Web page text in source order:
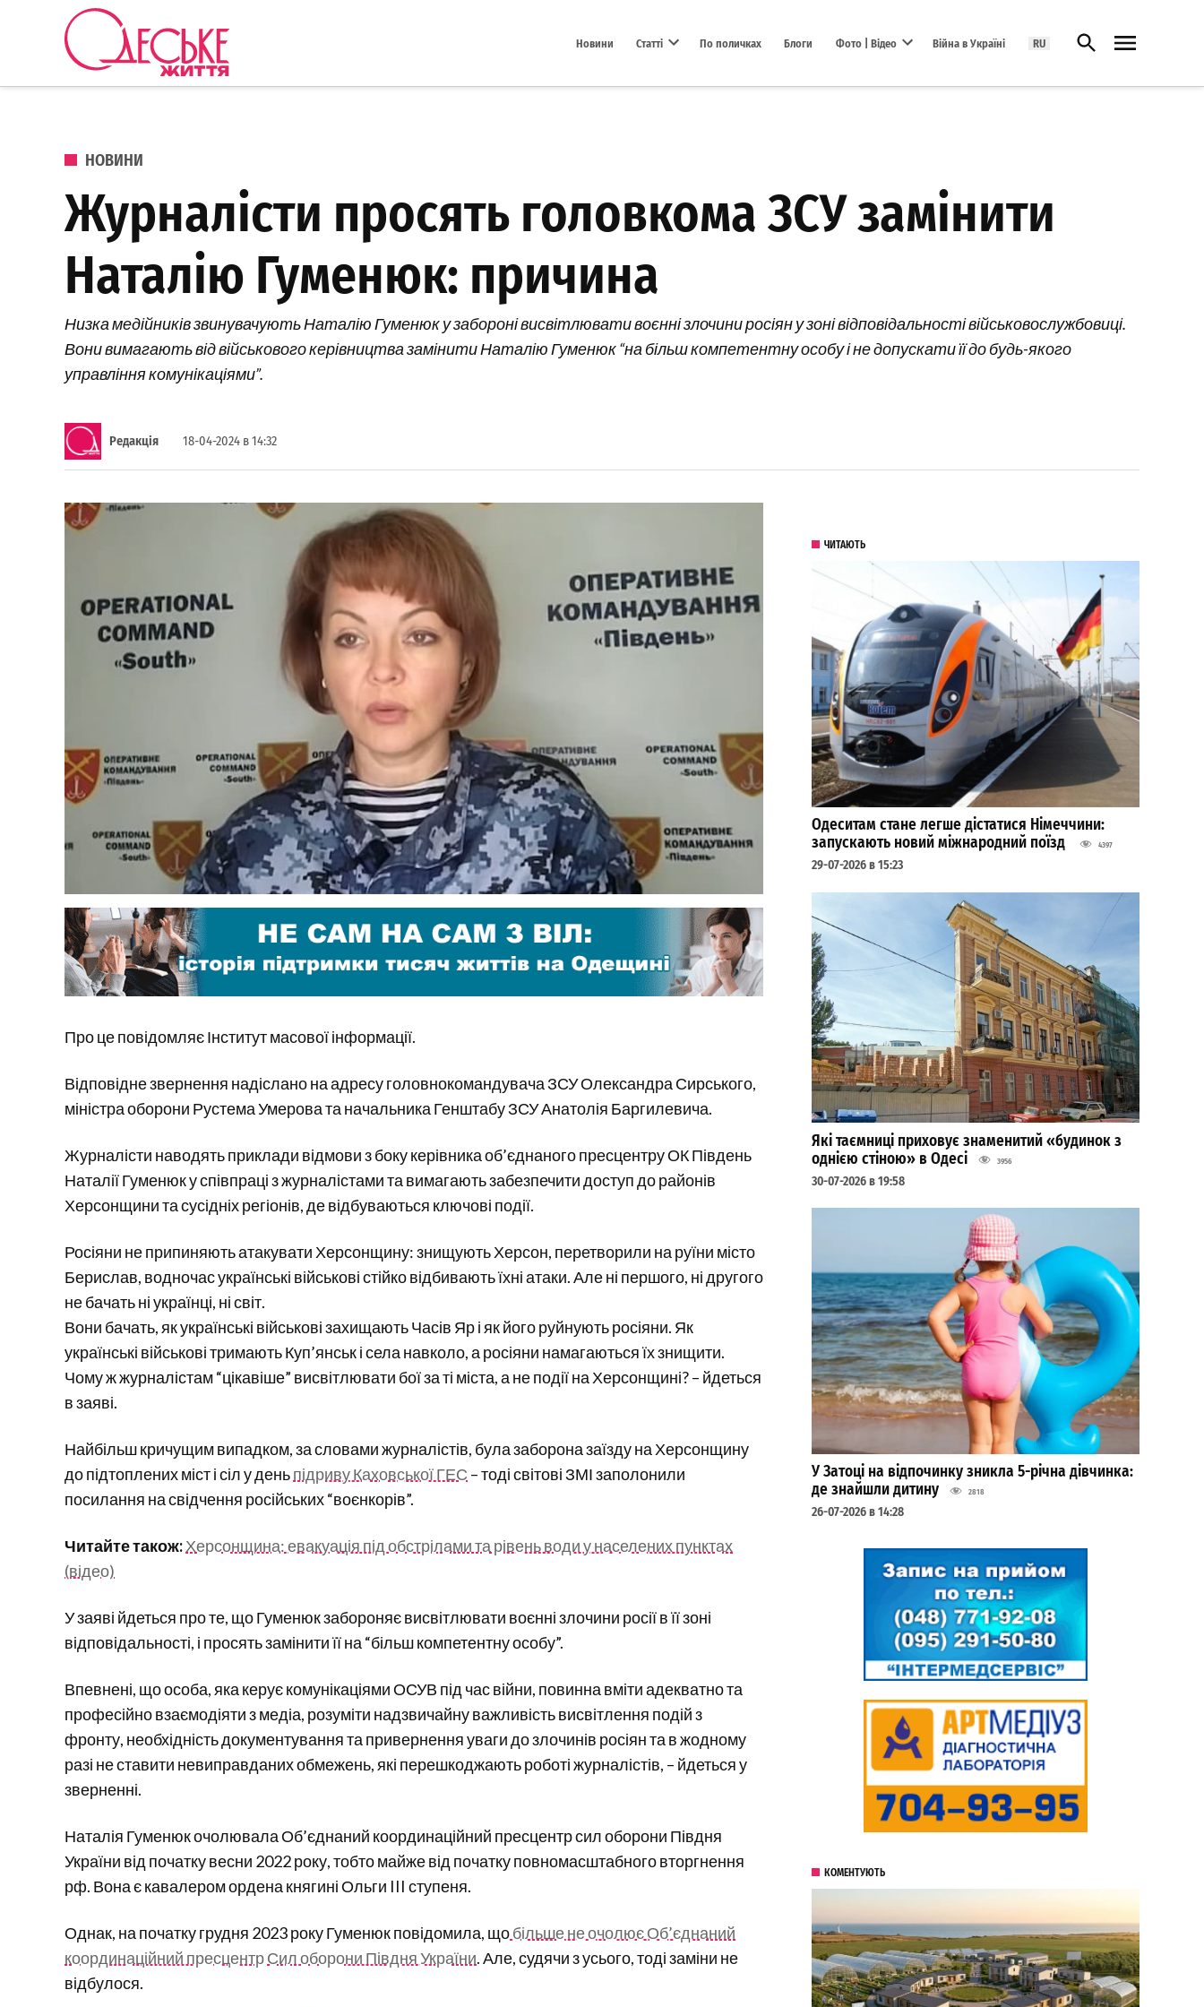
Перейти до вмісту
Новини Статті По поличках Блоги Фото | Відео Війна в Україні RU Відкрити пошук
ОПУБЛІКОВАНО В
НОВИНИ
Журналісти просять головкома ЗСУ замінити
Наталію Гуменюк: причина
Низка медійників звинувачують Наталію Гуменюк у забороні висвітлювати воєнні злочини росіян у зоні відповідальності військовослужбовиці.
Вони вимагають від військового керівництва замінити Наталію Гуменюк “на більш компетентну особу і не допускати її до будь-якого
управління комунікаціями”.
Редакція 18-04-2024 в 14:32
Про це повідомляє Інститут масової інформації.
Відповідне звернення надіслано на адресу головнокомандувача ЗСУ Олександра Сирського,
міністра оборони Рустема Умерова та начальника Генштабу ЗСУ Анатолія Баргилевича.
Журналісти наводять приклади відмови з боку керівника об’єднаного пресцентру ОК Південь
Наталії Гуменюк у співпраці з журналістами та вимагають забезпечити доступ до районів
Херсонщини та сусідніх регіонів, де відбуваються ключові події.
Росіяни не припиняють атакувати Херсонщину: знищують Херсон, перетворили на руїни місто
Берислав, водночас українські військові стійко відбивають їхні атаки. Але ні першого, ні другого
не бачать ні українці, ні світ.
Вони бачать, як українські військові захищають Часів Яр і як його руйнують росіяни. Як
українські військові тримають Куп’янськ і села навколо, а росіяни намагаються їх знищити.
Чому ж журналістам “цікавіше” висвітлювати бої за ті міста, а не події на Херсонщині? – йдеться
в заяві.
Найбільш кричущим випадком, за словами журналістів, була заборона заїзду на Херсонщину
до підтоплених міст і сіл у деньпідриву Каховської ГЕС – тоді світові ЗМІ заполонили
посилання на свідчення російських “воєнкорів”.
Читайте також:Херсонщина: евакуація під обстрілами та рівень води у населених пунктах
(відео)
У заяві йдеться про те, що Гуменюк забороняє висвітлювати воєнні злочини росії в її зоні
відповідальності, і просять замінити її на “більш компетентну особу”.
Впевнені, що особа, яка керує комунікаціями ОСУВ під час війни, повинна вміти адекватно та
професійно взаємодіяти з медіа, розуміти надзвичайну важливість висвітлення подій з
фронту, необхідність документування та привернення уваги до злочинів росіян та в жодному
разі не ставити невиправданих обмежень, які перешкоджають роботі журналістів, – йдеться у
зверненні.
Наталія Гуменюк очолювала Об’єднаний координаційний пресцентр сил оборони Півдня
України від початку весни 2022 року, тобто майже від початку повномасштабного вторгнення
рф. Вона є кавалером ордена княгині Ольги III ступеня.
Однак, на початку грудня 2023 року Гуменюк повідомила, щобільше не очолює Об’єднаний
координаційний пресцентр Сил оборони Півдня України. Але, судячи з усього, тоді заміни не
відбулося.
ЧИТАЮТЬ
Одеситам стане легше дістатися Німеччини:
запускають новий міжнародний поїзд
4397
29-07-2026 в 15:23
Які таємниці приховує знаменитий «будинок з
однією стіною» в Одесі
3956
30-07-2026 в 19:58
У Затоці на відпочинку зникла 5-річна дівчинка:
де знайшли дитину
2818
26-07-2026 в 14:28
КОМЕНТУЮТЬ